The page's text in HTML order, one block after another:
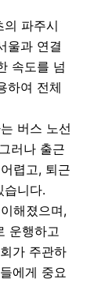
파주시
울과 연결
속도를 넘
하여 전체
버스 노선
러나 출근
렵고, 퇴근
니다.
해졌으며,
운행하고
가 주관하
에게 중요